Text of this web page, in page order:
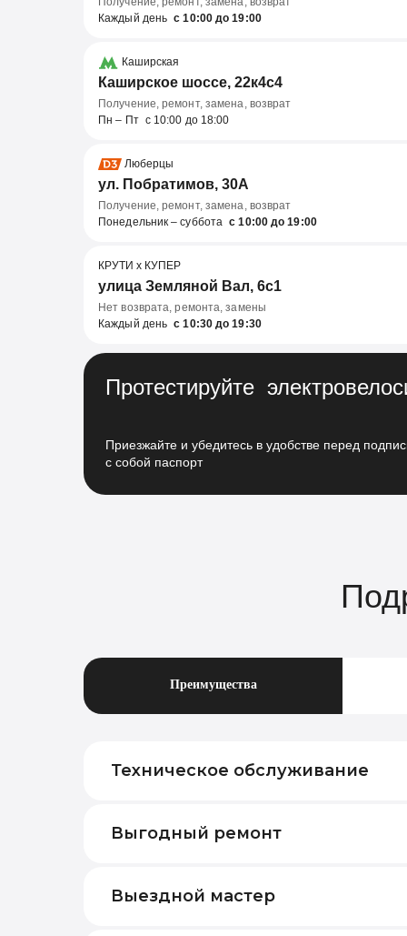
Каждый деньс 10:00 до 19:00
Каширская
Каширское шоссе, 22к4с4
Пн – Пт с 10:00 до 18:00
Получение, ремонт, замена, возврат
Люберцы
ул. Побратимов, 30А
Понедельник – субботас 10:00 до 19:00
Получение, ремонт, замена, возврат
КРУТИ х КУПЕР
улица Земляной Вал, 6с1
Каждый деньс 10:30 до 19:30
Нет возврата, ремонта, замены
Протестируйте
Приезжайте и убедитесь в удобстве перед
с собой паспорт
Преимущества
Техническое обслуживание
Выгодный ремонт
Выездной мастер